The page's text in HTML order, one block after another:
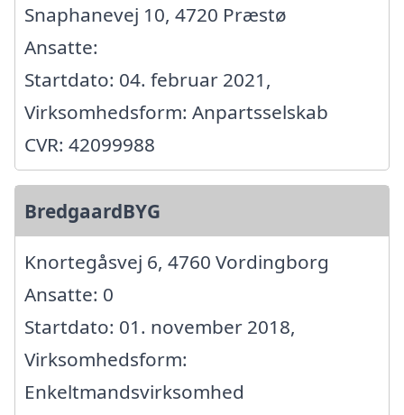
Snaphanevej 10, 4720 Præstø
Ansatte:
Startdato: 04. februar 2021,
Virksomhedsform: Anpartsselskab
CVR: 42099988
BredgaardBYG
Knortegåsvej 6, 4760 Vordingborg
Ansatte: 0
Startdato: 01. november 2018,
Virksomhedsform:
Enkeltmandsvirksomhed